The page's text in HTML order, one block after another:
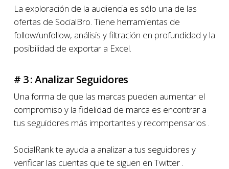
La exploración de la audiencia es sólo una de las
ofertas de SocialBro. Tiene herramientas de
follow/unfollow, análisis y filtración en profundidad y la
posibilidad de exportar a Excel.
# 3 : Analizar Seguidores
Una forma de que las marcas pueden aumentar el
compromiso y la fidelidad de marca es encontrar a
tus seguidores más importantes y recompensarlos .
SocialRank te ayuda a analizar a tus seguidores y
verificar las cuentas que te siguen en Twitter .